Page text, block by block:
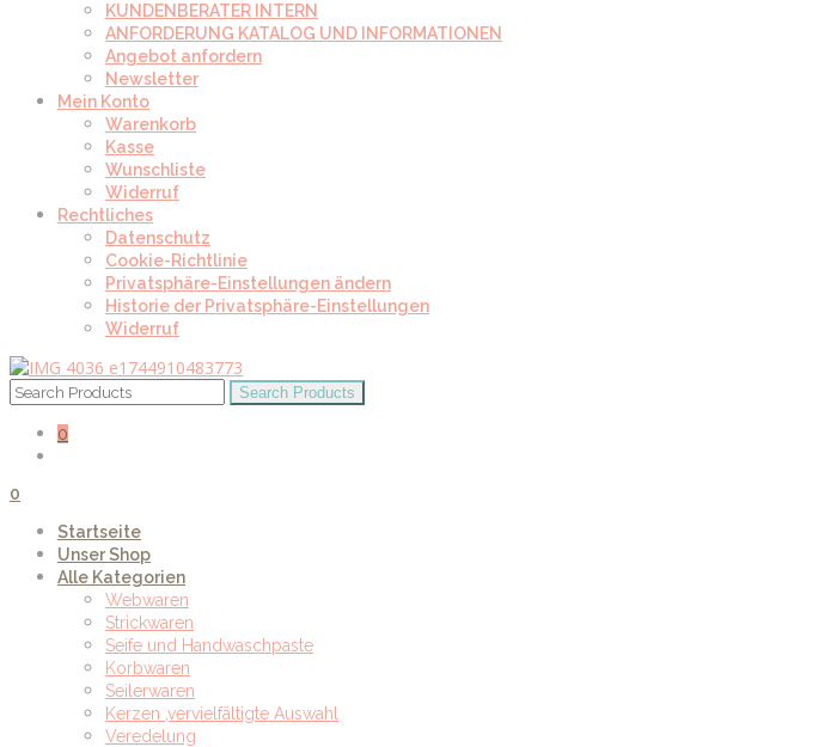
KUNDENBERATER INTERN
ANFORDERUNG KATALOG UND INFORMATIONEN
Angebot anfordern
Newsletter
Mein Konto
Warenkorb
Kasse
Wunschliste
Widerruf
Rechtliches
Datenschutz
Cookie-Richtlinie
Privatsphäre-Einstellungen ändern
Historie der Privatsphäre-Einstellungen
Widerruf
0
0
Startseite
Unser Shop
Alle Kategorien
Webwaren
Strickwaren
Seife und Handwaschpaste
Korbwaren
Seilerwaren
Kerzen ,vervielfältigte Auswahl
Veredelung